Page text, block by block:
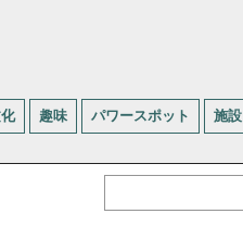
趣味 パワースポット 施設
索